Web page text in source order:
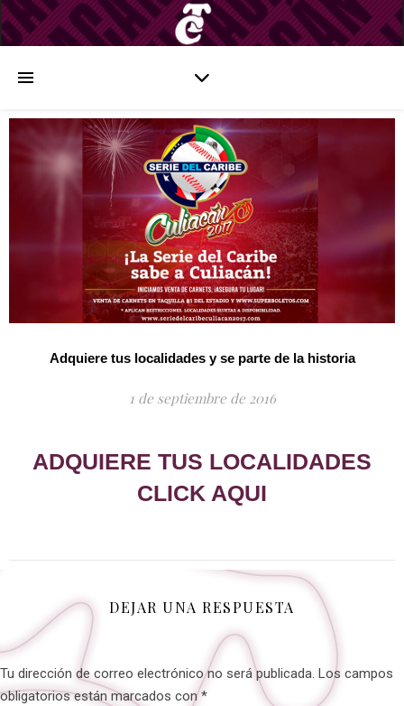
Adquiere tus localidades y se parte de la historia
1 de septiembre de 2016
ADQUIERE TUS LOCALIDADES
CLICK AQUI
DEJAR UNA RESPUESTA
Tu dirección de correo electrónico no será publicada. Los campos
obligatorios están marcados con*